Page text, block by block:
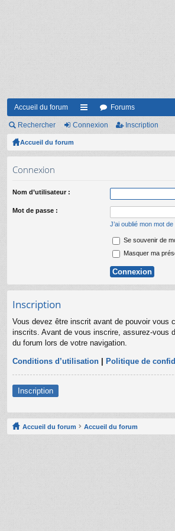
Accueil du forum
ac
Forums
Rechercher Connexion Inscription
Accueil du forum
Connexion
Nom d’utilisateur :
Mot de passe :
J’ai oublié mon mot
Se souvenir de
Masquer ma
Inscription
Vous devez être inscrit avant de pouvoir vous
inscrits. Avant de vous inscrire, assurez-vous
du forum lors de votre navigation.
Conditions d’utilisation | Politique de
Inscription
Accueil du forum Accueil du forum